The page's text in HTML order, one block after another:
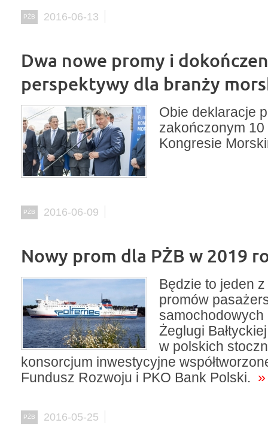
PŻB 2016-06-13
Dwa nowe promy i
perspektywy dla branży
Obie deklaracje
zakończonym
Kongresie
PŻB 2016-06-09
Nowy prom dla PŻB w 2019
Będzie to jeden
promów
samochodowych
Żeglugi
w polskich
konsorcjum inwestycyjne
Fundusz Rozwoju i PKO Bank Polski. »
PŻB 2016-05-25